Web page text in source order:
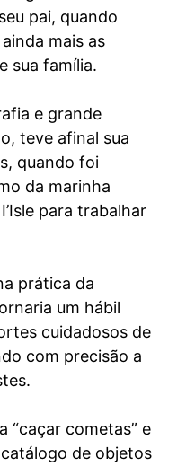
pai, quando
mais as
sua família.
e grande
teve afinal sua
quando foi
da marinha
para trabalhar
prática da
um hábil
cuidadosos de
com precisão a
“caçar cometas” e
de objetos